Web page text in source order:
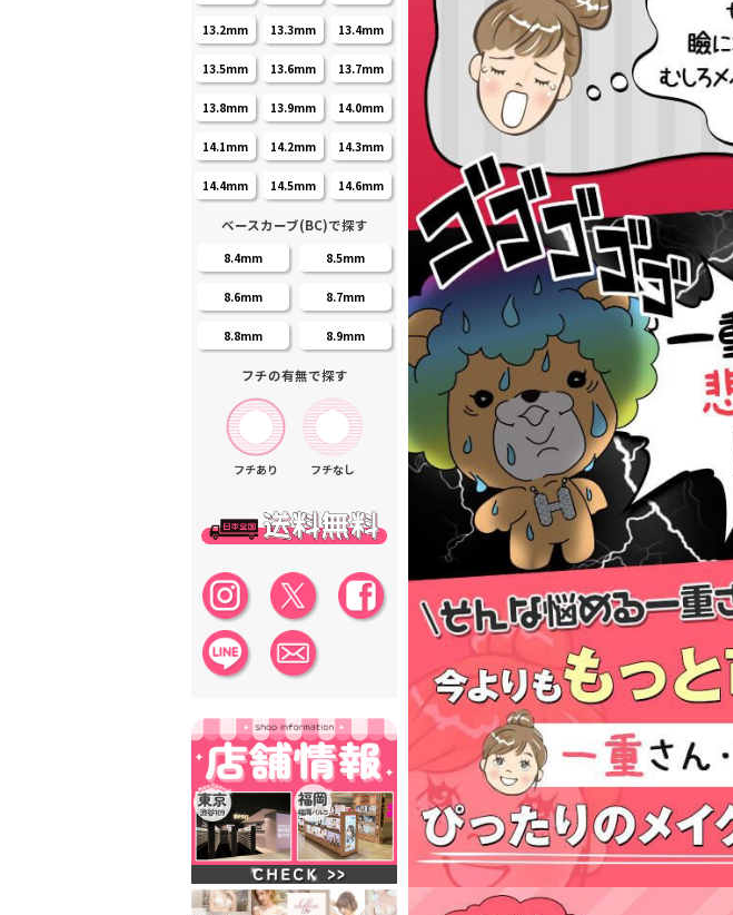
13.2mm 13.3mm 13.4mm
13.5mm 13.6mm 13.7mm
13.8mm 13.9mm 14.0mm
14.1mm 14.2mm 14.3mm
14.4mm 14.5mm 14.6mm
ベースカーブ(BC)で探す
8.4mm 8.5mm
8.6mm 8.7mm
8.8mm 8.9mm
フチの有無で探す
フチあり フチなし